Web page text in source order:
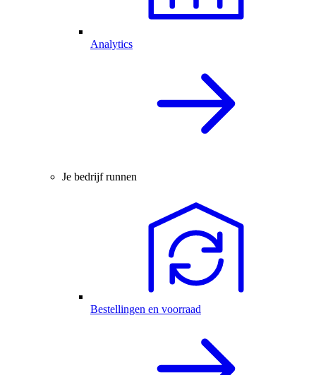
Analytics
Je bedrijf runnen
Bestellingen en voorraad